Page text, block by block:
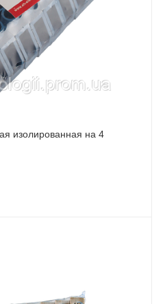
изолированная на 4